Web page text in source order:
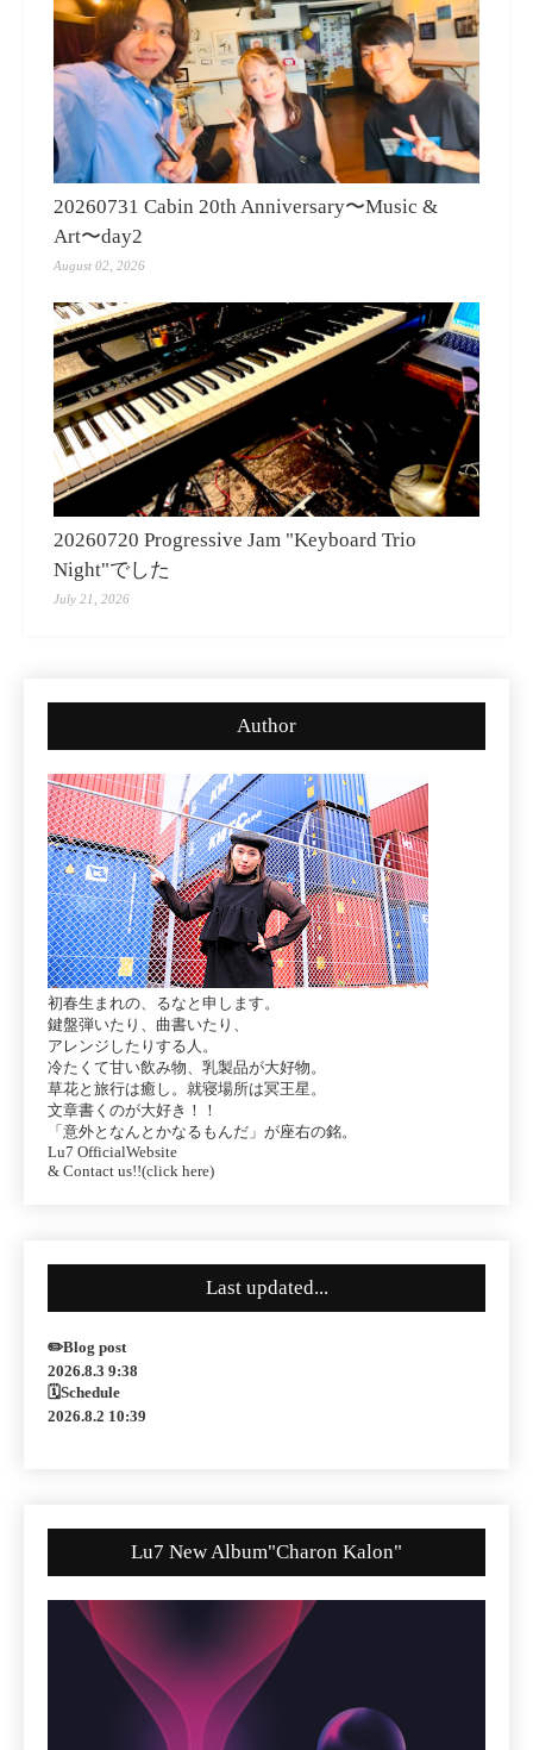
20260731 Cabin 20th Anniversary〜Music &
Art〜day2
August 02, 2026
20260720 Progressive Jam "Keyboard Trio
Night"でした
July 21, 2026
Author
初春生まれの、るなと申します。
鍵盤弾いたり、曲書いたり、
アレンジしたりする人。
冷たくて甘い飲み物、乳製品が大好物。
草花と旅行は癒し。就寝場所は冥王星。
文章書くのが大好き！！
「意外となんとかなるもんだ」が座右の銘。
Lu7 OfficialWebsite
& Contact us!!(click here)
Last updated...
✏️Blog post
2026.8.3 9:38
🗓Schedule
2026.8.2 10:39
Lu7 New Album"Charon Kalon"